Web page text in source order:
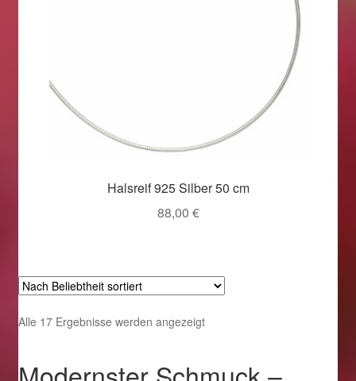
Halsreif 925 Silber 50 cm
88,00 €
Alle 17 Ergebnisse werden angezeigtNach